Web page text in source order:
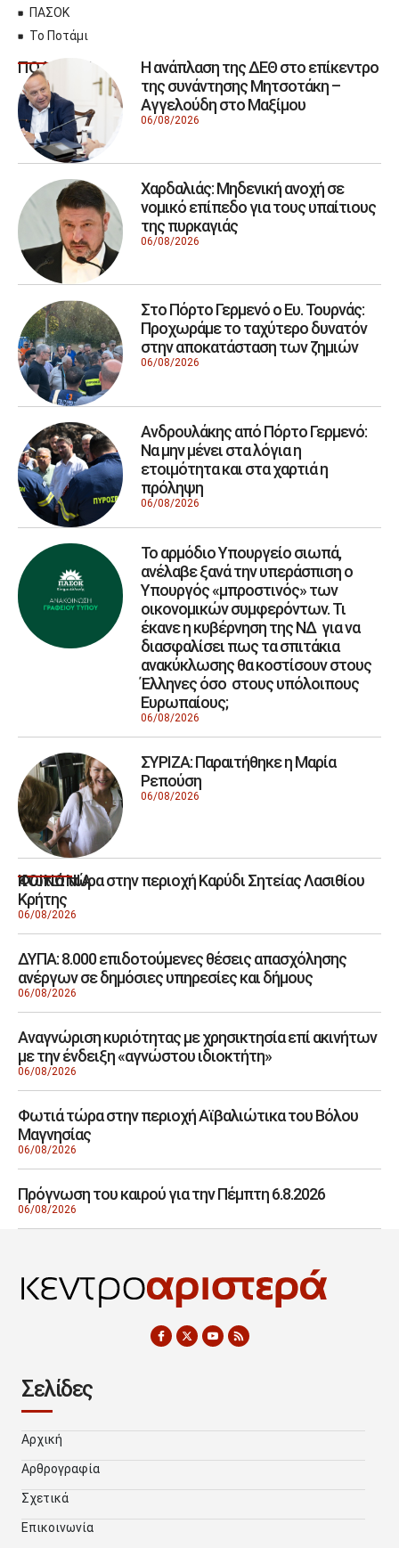
ΠΑΣΟΚ
Το Ποτάμι
ΠΟΛΙΤΙΚΗ
Η ανάπλαση της ΔΕΘ στο επίκεντρο
της συνάντησης Μητσοτάκη –
Αγγελούδη στο Μαξίμου
06/08/2026
Χαρδαλιάς: Μηδενική ανοχή σε
νομικό επίπεδο για τους υπαίτιους
της πυρκαγιάς
06/08/2026
Στο Πόρτο Γερμενό ο Ευ. Τουρνάς:
Προχωράμε το ταχύτερο δυνατόν
στην αποκατάσταση των ζημιών
06/08/2026
Ανδρουλάκης από Πόρτο Γερμενό:
Να μην μένει στα λόγια η
ετοιμότητα και στα χαρτιά η
πρόληψη
06/08/2026
Το αρμόδιο Υπουργείο σιωπά,
ανέλαβε ξανά την υπεράσπιση ο
Υπουργός «μπροστινός» των
οικονομικών συμφερόντων. Τι
έκανε η κυβέρνηση της ΝΔ για να
διασφαλίσει πως τα σπιτάκια
ανακύκλωσης θα κοστίσουν στους
Έλληνες όσο στους υπόλοιπους
Ευρωπαίους;
06/08/2026
ΣΥΡΙΖΑ: Παραιτήθηκε η Μαρία
Ρεπούση
06/08/2026
ΚΟΙΝΩΝΙΑ
Φωτιά τώρα στην περιοχή Καρύδι Σητείας Λασιθίου
Κρήτης
06/08/2026
ΔΥΠΑ: 8.000 επιδοτούμενες θέσεις απασχόλησης
ανέργων σε δημόσιες υπηρεσίες και δήμους
06/08/2026
Αναγνώριση κυριότητας με χρησικτησία επί ακινήτων
με την ένδειξη «αγνώστου ιδιοκτήτη»
06/08/2026
Φωτιά τώρα στην περιοχή Αϊβαλιώτικα του Βόλου
Μαγνησίας
06/08/2026
Πρόγνωση του καιρού για την Πέμπτη 6.8.2026
06/08/2026
Σελίδες
Αρχική
Αρθρογραφία
Σχετικά
Επικοινωνία